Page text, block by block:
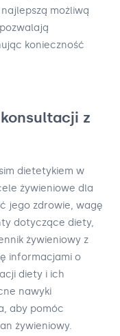
możliwą
konieczność
z
dietetykiem w
żywieniowe dla
jego zdrowie, wagę
dotyczące diety,
żywieniowy z
informacjami o
diety i ich
nawyki
aby pomóc
żywieniowy.